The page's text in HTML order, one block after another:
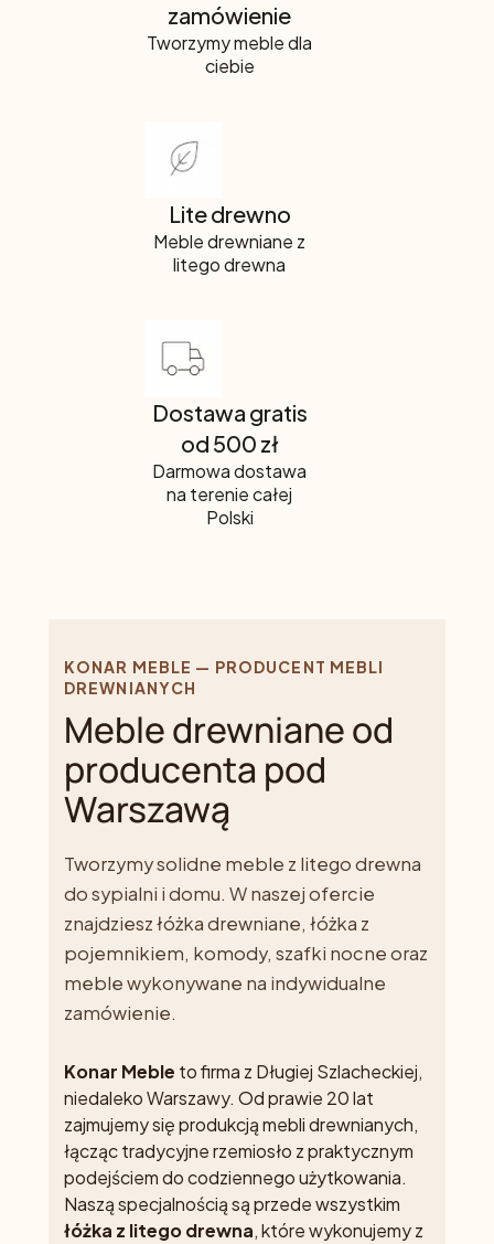
zamówienie
Tworzymy meble dla
ciebie
Lite drewno
Meble drewniane z
litego drewna
Dostawa gratis
od 500 zł
Darmowa dostawa
na terenie całej
Polski
KONAR MEBLE — PRODUCENT MEBLI
DREWNIANYCH
Meble drewniane od
producenta pod
Warszawą
Tworzymy solidne meble z litego drewna
do sypialni i domu. W naszej ofercie
znajdziesz łóżka drewniane, łóżka z
pojemnikiem, komody, szafki nocne oraz
meble wykonywane na indywidualne
zamówienie.
Konar Meble to firma z Długiej Szlacheckiej,
niedaleko Warszawy. Od prawie 20 lat
zajmujemy się produkcją mebli drewnianych,
łącząc tradycyjne rzemiosło z praktycznym
podejściem do codziennego użytkowania.
Naszą specjalnością są przede wszystkim
łóżka z litego drewna, które wykonujemy z